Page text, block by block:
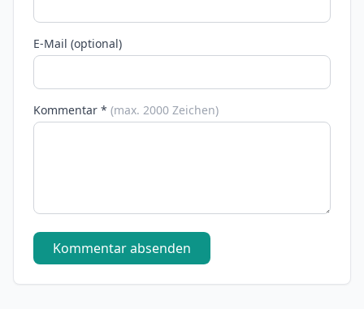
E-Mail (optional)
Kommentar * (max. 2000 Zeichen)
Kommentar absenden